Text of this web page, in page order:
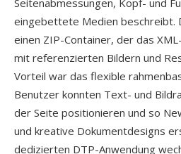
Seitenabmessungen, Kopf- und
eingebettete Medien beschreibt.
einen ZIP-Container, der das
mit referenzierten Bildern und
Vorteil war das flexible
Benutzer konnten Text- und
der Seite positionieren und so
und kreative Dokumentdesigns
dedizierten DTP-Anwendung